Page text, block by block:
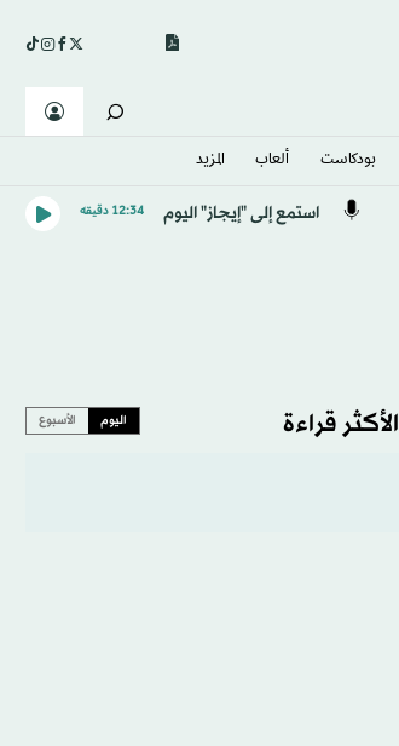
بودكاست ألعاب المزيد
استمع إلى "إيجاز" اليوم 12:34 دقيقه
الأكثر قراءة اليوم الأسبوع